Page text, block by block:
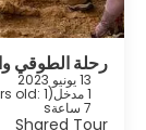
رحلة الطوقي
13 يونيو 2023
1 مدخل (
old: 1
7 ساعةs
Shared Tour